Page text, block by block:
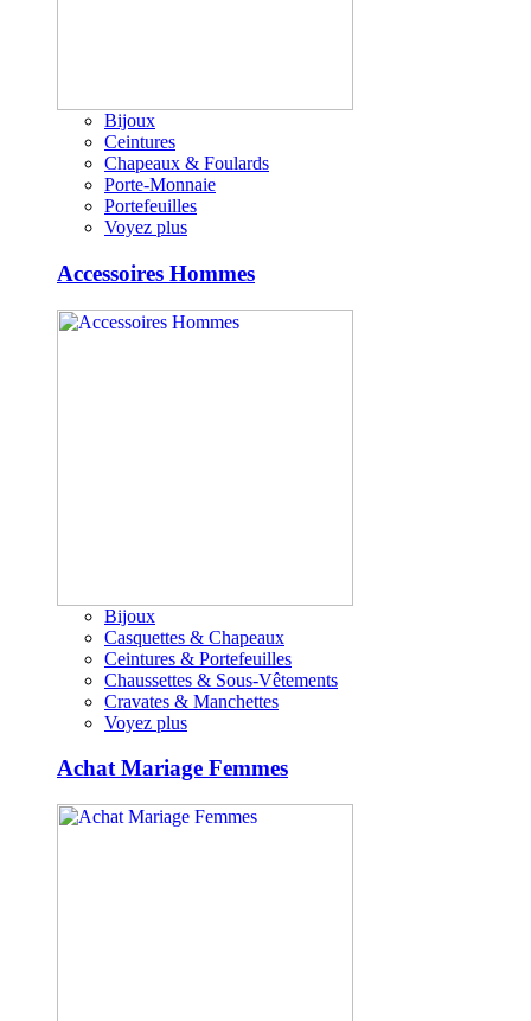
Bijoux
Ceintures
Chapeaux & Foulards
Porte-Monnaie
Portefeuilles
Voyez plus
Accessoires Hommes
Bijoux
Casquettes & Chapeaux
Ceintures & Portefeuilles
Chaussettes & Sous-Vêtements
Cravates & Manchettes
Voyez plus
Achat Mariage Femmes